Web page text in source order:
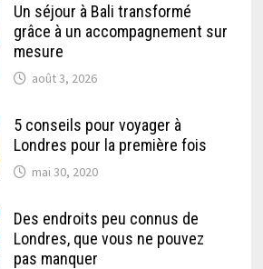
Un séjour à Bali transformé
grâce à un accompagnement sur
mesure
août 3, 2026
5 conseils pour voyager à
Londres pour la première fois
mai 30, 2020
Des endroits peu connus de
Londres, que vous ne pouvez
pas manquer